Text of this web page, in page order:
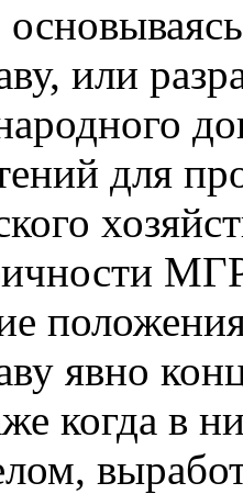
или
для
явно
когда в